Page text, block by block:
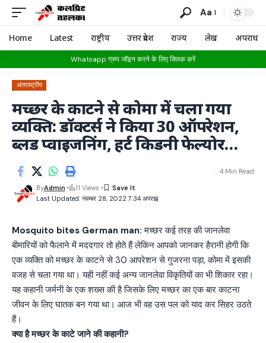
Aa
Home Latest राष्ट्रीय उत्तर प्रदेश राज्य लेख अपराध
Whatsapp ग्रुप जॉइन करने के लिए क्लिक करें
अंतराष्ट्रीय
मच्छर के काटने से कोमा में चला गया
व्यक्ति: डॉक्टर्स ने किया 30 ऑपरेशन,
ब्लड प्वाइजनिंग, हर्ट किडनी फेल्योर…
Last Updated: नवम्बर 28, 2022 7:34 अपराह्न
ByAdmin 11 Views
4 Min Read
Mosquito bites German man: मच्छर कई तरह की जानलेवा
बीमारियों को फैलाने में मददगार तो होते हैं लेकिन आपको जानकर हैरानी होगी कि
एक व्यक्ति को मच्छर के काटने से 30 आपरेशन से गुजरना पड़ा, कोमा में इसकी
वजह से चला गया था। यही नहीं कई अन्य जानलेवा विकृतियों का भी शिकार रहा।
यह कहानी जर्मनी के एक शख्स की है जिसके लिए मच्छर का एक बार काटना
जीवन के लिए घातक बन गया था। आज भी वह उस पल को याद कर सिहर उठते
हैं।
क्या है मच्छर के काटे जाने की कहानी?